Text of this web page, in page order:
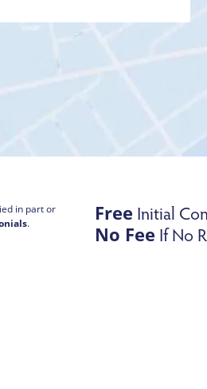
in part or
. Free Initial
No Fee If No